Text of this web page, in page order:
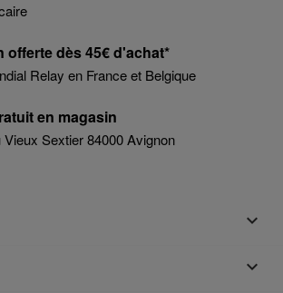
offerte dès 45€ d'achat*
Relay en France et Belgique
en magasin
Vieux Sextier 84000 Avignon

